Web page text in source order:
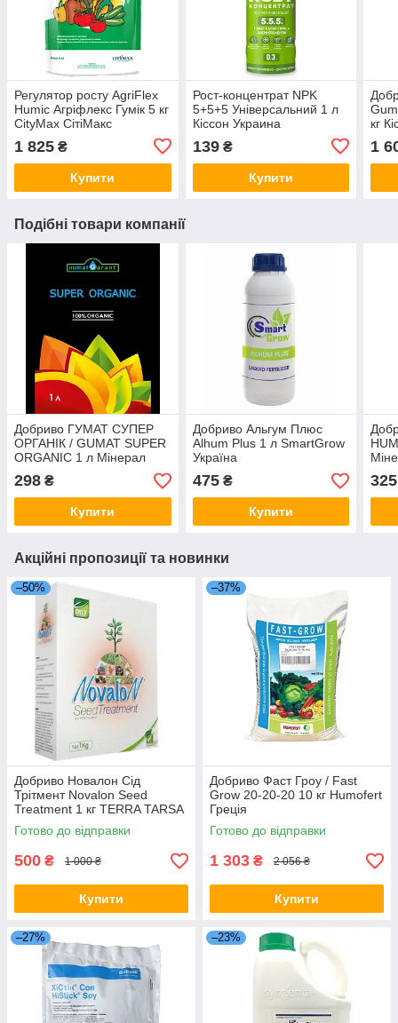
Регулятор росту AgriFlex
Humic Агріфлекс Гумік 5 кг
CityMax СітіМакс
1 825 ₴
Купити
Рост-концентрат NPK
5+5+5 Універсальний 1 л
Кіссон Украина
139₴
Купити
кг
1
Подібні товари компанії
Добриво ГУМАТ СУПЕР
ОРГАНІК / GUMAT SUPER
ORGANIC 1 л Мінерал
Груп Україна
298 ₴
Купити
Добриво Альгум Плюс
Alhum Plus 1 л SmartGrow
Україна
475₴
Купити
325
Акційні пропозиції та новинки
–50%
Добриво Новалон Сід
Трітмент Novalon Seed
Treatment 1 кг TERRA TARSA
Туреччина
Готово до відправки
500 ₴ 1 000 ₴
Купити
–37%
Добриво Фаст Гроу / Fast
Grow 20-20-20 10 кг Humofert
Греція
Готово до відправки
1 303 ₴ 2 056 ₴
Купити
–27% –23%